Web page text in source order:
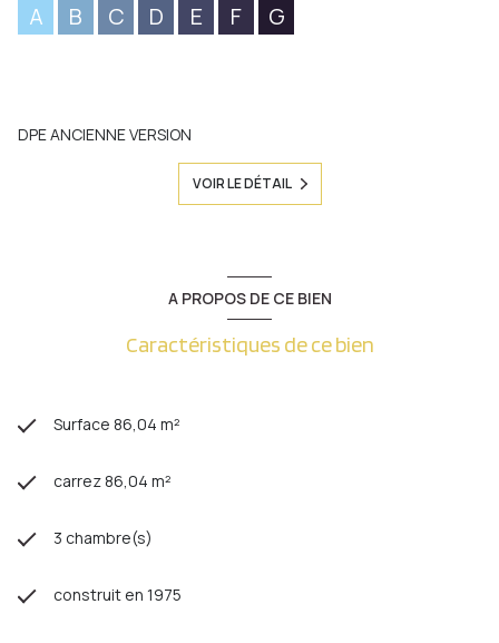
A B C D E F G
DPE ANCIENNE VERSION
VOIR LE DÉTAIL
A PROPOS DE CE BIEN
Caractéristiques de ce bien
Surface 86,04 m²
carrez 86,04 m²
3 chambre(s)
construit en 1975